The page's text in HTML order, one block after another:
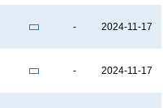
- 2024-11-17
- 2024-11-17